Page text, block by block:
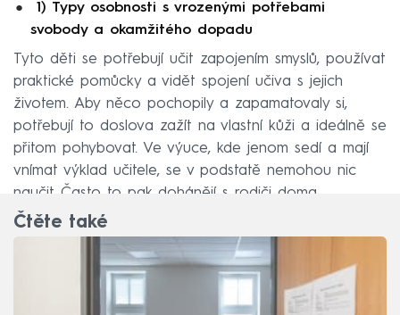
1) Typy osobnosti s vrozenými potřebami
svobody a okamžitého dopadu
Tyto děti se potřebují učit zapojením smyslů, používat
praktické pomůcky a vidět spojení učiva s jejich
životem. Aby něco pochopily a zapamatovaly si,
potřebují to doslova zažít na vlastní kůži a ideálně se
přitom pohybovat. Ve výuce, kde jenom sedí a mají
vnímat výklad učitele, se v podstatě nemohou nic
naučit. Často to pak dohánějí s rodiči doma.
Čtěte také